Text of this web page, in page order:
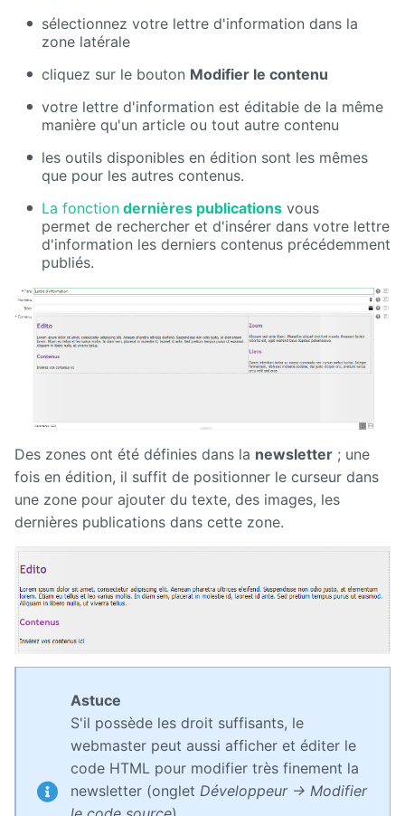
sélectionnez votre lettre d'information dans la
zone latérale
cliquez sur le bouton Modifier le contenu
votre lettre d'information est éditable de la même
manière qu'un article ou tout autre contenu
les outils disponibles en édition sont les mêmes
que pour les autres contenus.
La fonction dernières publications vous
permet de rechercher et d'insérer dans votre lettre
d'information les derniers contenus précédemment
publiés.
Des zones ont été définies dans la newsletter ; une
fois en édition, il suffit de positionner le curseur dans
une zone pour ajouter du texte, des images, les
dernières publications dans cette zone.
Astuce
S'il possède les droit suffisants, le
webmaster peut aussi afficher et éditer le
code HTML pour modifier très finement la
newsletter (onglet Développeur -> Modifier